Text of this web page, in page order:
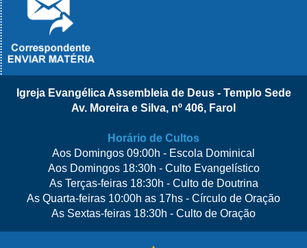
Igreja Evangélica Assembleia de Deus - Templo Sede
Av. Moreira e Silva, nº 406, Farol
Horário de Cultos
Aos Domingos 09:00h - Escola Dominical
Aos Domingos 18:30h - Culto Evangelístico
As Terças-feiras 18:30h - Culto de Doutrina
As Quarta-feiras 10:00h as 17hs - Círculo de Oração
As Sextas-feiras 18:30h - Culto de Oração